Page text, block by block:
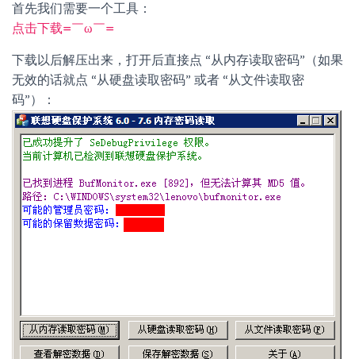
首先我们需要一个工具：
点击下载=￣ω￣=
下载以后解压出来，打开后直接点 “从内存读取密码”（如果
无效的话就点 “从硬盘读取密码” 或者 “从文件读取密
码”）：